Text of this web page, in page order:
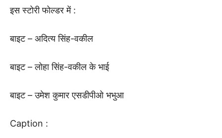
इस स्टोरी फोल्डर में :
बाइट – अदित्य सिंह-वकील
बाइट – लोहा सिंह-वकील के भाई
बाइट – उमेश कुमार एसडीपीओ भभुआ
Caption :